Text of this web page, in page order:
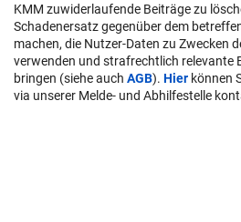
KMM zuwiderlaufende Beiträge zu
Schadenersatz gegenüber dem
machen, die Nutzer-Daten zu Zwecken
verwenden und strafrechtlich relevante
bringen (siehe auch AGB). Hier können
via unserer Melde- und Abhilfestelle